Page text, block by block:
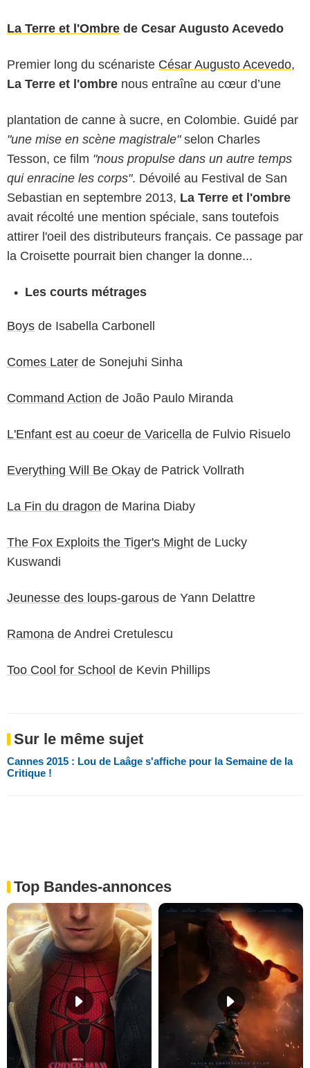
La Terre et l'Ombre de Cesar Augusto Acevedo
Premier long du scénariste César Augusto Acevedo,
La Terre et l'ombre nous entraîne au cœur d’une
plantation de canne à sucre, en Colombie. Guidé par
"une mise en scène magistrale"selon Charles
Tesson, ce film "nous propulse dans un autre temps
qui enracine les corps". Dévoilé au Festival de San
Sebastian en septembre 2013, La Terre et l'ombre
avait récolté une mention spéciale, sans toutefois
attirer l'oeil des distributeurs français. Ce passage par
la Croisette pourrait bien changer la donne...
Les courts métrages
Boys de Isabella Carbonell
Comes Later de Sonejuhi Sinha
Command Action de João Paulo Miranda
L'Enfant est au coeur de Varicella de Fulvio Risuelo
Everything Will Be Okay de Patrick Vollrath
La Fin du dragon de Marina Diaby
The Fox Exploits the Tiger's Might de Lucky
Kuswandi
Jeunesse des loups-garous de Yann Delattre
Ramona de Andrei Cretulescu
Too Cool for School de Kevin Phillips
Sur le même sujet
Cannes 2015 : Lou de Laâge s'affiche pour la Semaine de la
Critique !
Top Bandes-annonces